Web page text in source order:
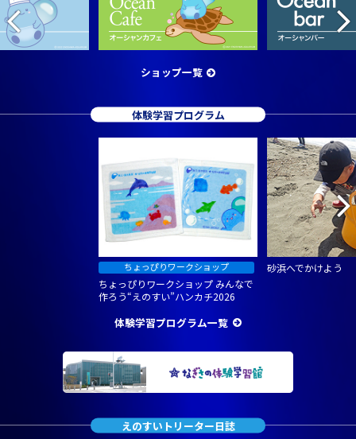
ショップ一覧
体験学習プログラム
ちょっぴりワークショップ みんなで
作ろう“えのすい”ハンカチ2026
砂浜へでかけよう
体験学習プログラム一覧
えのすいトリーター日誌